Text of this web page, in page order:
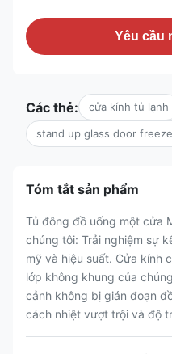
Yêu cầu
Các thẻ: cửa kính tủ lạnh
stand up glass door
Tóm tắt sản phẩm
Tủ đông đồ uống một cửa
chúng tôi: Trải nghiệm sự
mỹ và hiệu suất. Cửa kính
lớp không khung của
cảnh không bị gián đoạn
cách nhiệt vượt trội và độ